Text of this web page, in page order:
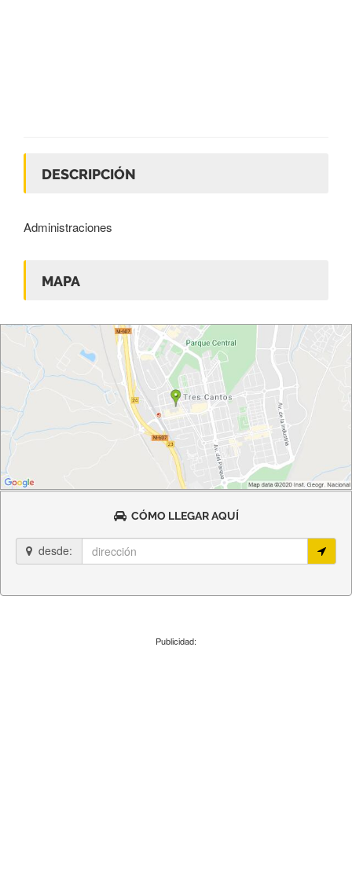
DESCRIPCIÓN
Administraciones
MAPA
CÓMO LLEGAR AQUÍ
desde:
Publicidad: